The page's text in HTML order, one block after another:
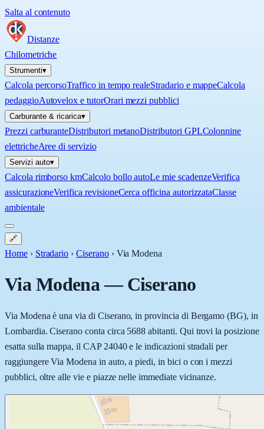
Salta al contenuto
Distanze
Chilometriche
Strumenti▾
Calcola percorsoTraffico in tempo realeStradario e mappeCalcola
pedaggioAutovelox e tutorOrari mezzi pubblici
Carburante & ricarica▾
Prezzi carburanteDistributori metanoDistributori GPLColonnine
elettricheAree di servizio
Servizi auto▾
Calcola rimborso kmCalcolo bollo autoLe mie scadenzeVerifica
assicurazioneVerifica revisioneCerca officina autorizzataClasse
ambientale
🔗
Home › Stradario › Ciserano › Via Modena
Via Modena—Ciserano
Via Modena è una via di Ciserano, in provincia di Bergamo (BG), in
Lombardia. Ciserano conta circa 5688 abitanti. Qui trovi la posizione
esatta sulla mappa, il CAP 24040 e le indicazioni stradali per
raggiungere Via Modena in auto, a piedi, in bici o con i mezzi
pubblici, oltre alle vie e piazze nelle immediate vicinanze.